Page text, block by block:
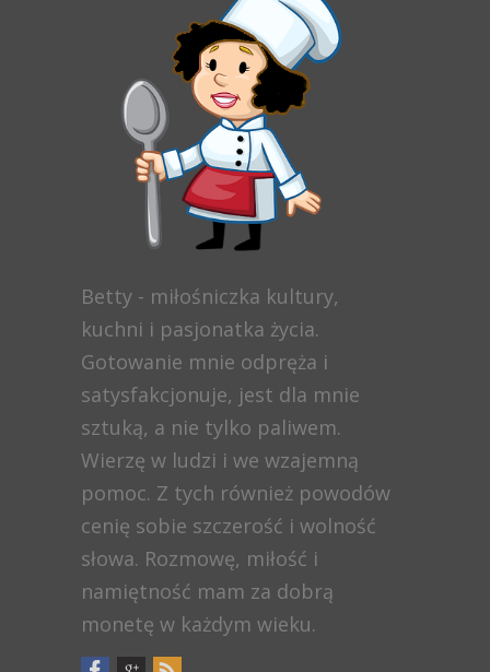
Betty - miłośniczka kultury,
kuchni i pasjonatka życia.
Gotowanie mnie odpręża i
satysfakcjonuje, jest dla mnie
sztuką, a nie tylko paliwem.
Wierzę w ludzi i we wzajemną
pomoc. Z tych również powodów
cenię sobie szczerość i wolność
słowa. Rozmowę, miłość i
namiętność mam za dobrą
monetę w każdym wieku.